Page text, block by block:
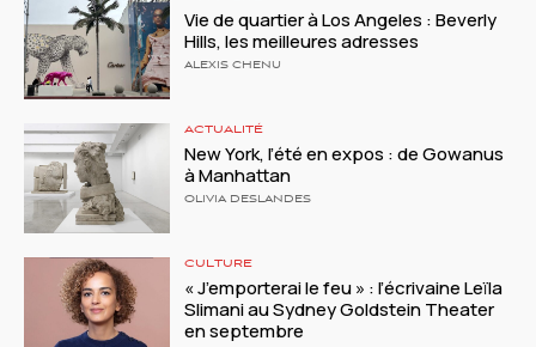
Vie de quartier à Los Angeles : Beverly
Hills, les meilleures adresses
ALEXIS CHENU
ACTUALITÉ
New York, l’été en expos : de Gowanus
à Manhattan
OLIVIA DESLANDES
CULTURE
« J’emporterai le feu » : l’écrivaine Leïla
Slimani au Sydney Goldstein Theater
en septembre